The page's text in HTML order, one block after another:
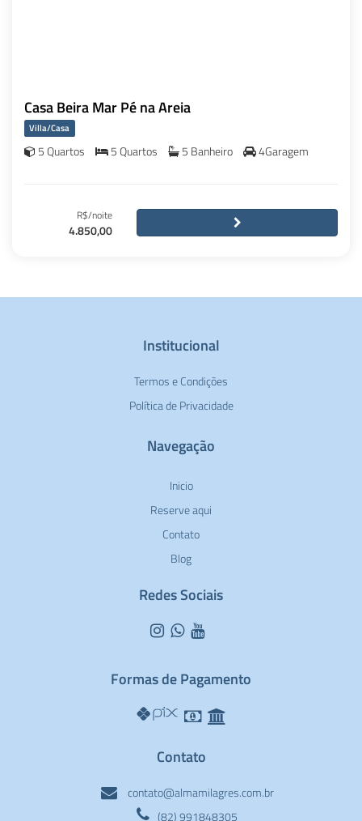
Casa Beira Mar Pé na Areia
Villa/Casa
5 Quartos 5 Quartos 5 Banheiro 4Garagem
R$/noite
4.850,00
Institucional
Termos e Condições
Política de Privacidade
Navegação
Inicio
Reserve aqui
Contato
Blog
Redes Sociais
Formas de Pagamento
Contato
contato@almamilagres.com.br
(82) 991848305